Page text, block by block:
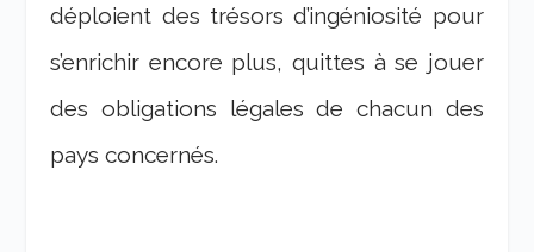
déploient des trésors d’ingéniosité pour
s’enrichir encore plus, quittes à se jouer
des obligations légales de chacun des
pays concernés.